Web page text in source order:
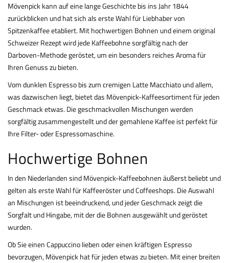
Mövenpick kann auf eine lange Geschichte bis ins Jahr 1844
zurückblicken und hat sich als erste Wahl für Liebhaber von
Spitzenkaffee etabliert. Mit hochwertigen Bohnen und einem original
Schweizer Rezept wird jede Kaffeebohne sorgfältig nach der
Darboven-Methode geröstet, um ein besonders reiches Aroma für
Ihren Genuss zu bieten.
Vom dunklen Espresso bis zum cremigen Latte Macchiato und allem,
was dazwischen liegt, bietet das Mövenpick-Kaffeesortiment für jeden
Geschmack etwas. Die geschmackvollen Mischungen werden
sorgfältig zusammengestellt und der gemahlene Kaffee ist perfekt für
Ihre Filter- oder Espressomaschine.
Hochwertige Bohnen
In den Niederlanden sind Mövenpick-Kaffeebohnen äußerst beliebt und
gelten als erste Wahl für Kaffeeröster und Coffeeshops. Die Auswahl
an Mischungen ist beeindruckend, und jeder Geschmack zeigt die
Sorgfalt und Hingabe, mit der die Bohnen ausgewählt und geröstet
wurden.
Ob Sie einenCappuccinolieben oder einen kräftigen Espresso
bevorzugen, Mövenpick hat für jeden etwas zu bieten. Mit einer breiten